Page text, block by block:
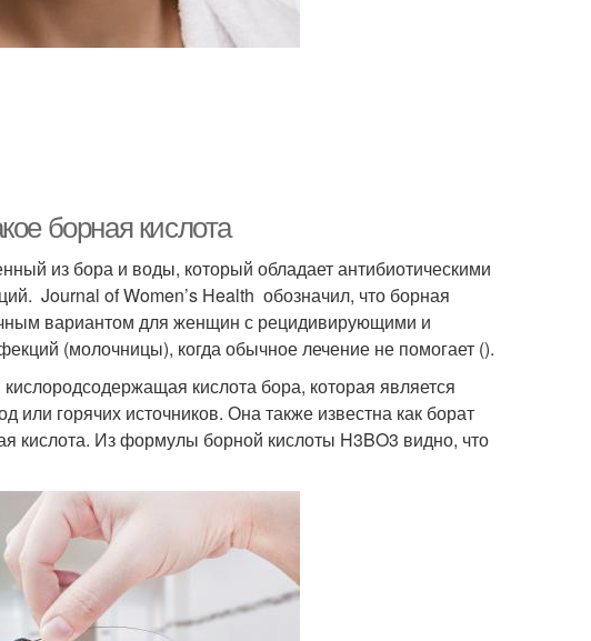
борная кислота
из бора и воды, который обладает антибиотическими
Journal of Women’s Health обозначил, что борная
вариантом для женщин с рецидивирующими и
(молочницы), когда обычное лечение не помогает ().
кислота бора, которая является
горячих источников. Она также известна как борат
кислота. Из формулы борной кислоты H3BO3 видно, что